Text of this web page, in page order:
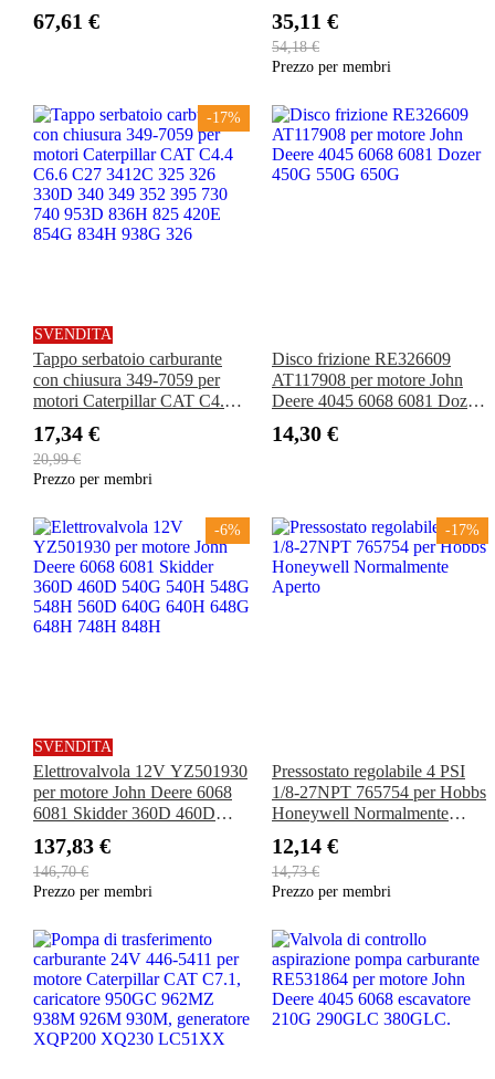
5715 6415 6425
67,61 €
2954D 3554 210G 240DLC
35,11 €
54,18 €
Prezzo per membri
-17%
SVENDITA
Tappo serbatoio carburante
con chiusura 349-7059 per
motori Caterpillar CAT C4.4
330D 340 349 352 395 730
740 953D 836H 825 420E
854G 834H 938G 326
17,34 €
20,99 €
Prezzo per membri
Disco frizione RE326609
AT117908 per motore John
Deere 4045 6068 6081 Dozer
14,30 €
-6%
SVENDITA
Elettrovalvola 12V YZ501930
per motore John Deere 6068
6081 Skidder 360D 460D
640G 640H 648G 648H 748H
848H
137,83 €
146,70 €
Prezzo per membri
-17%
Pressostato regolabile 4 PSI
1/8-27NPT 765754 per Hobbs
Honeywell Normalmente
12,14 €
14,73 €
Prezzo per membri